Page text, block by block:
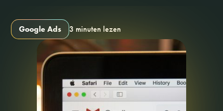
Google Ads 3 minuten lezen